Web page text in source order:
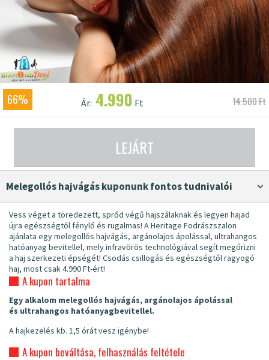
66% Ár: 4.990 Ft 14.500 Ft
LEJÁRT
Melegollós hajvágás kuponunk fontos tudnivalói
Vess véget a töredezett, sprőd végű hajszálaknak és legyen hajad
újra egészségtől fénylő és rugalmas! A Heritage Fodrászszalon
ajánlata egy melegollós hajvágás, argánolajos ápolással, ultrahangos
hatóanyag bevitellel, mely infravörös technológiával segít megőrizni
a haj szerkezeti épségét! Csodás csillogás és egészségtől ragyogó
haj, most csak 4.990 Ft-ért!
A kupon tartalma
Egy alkalom melegollós hajvágás, argánolajos ápolással
és ultrahangos hatóanyagbevitellel.
A hajkezelés kb. 1,5 órát vesz igénybe!
A kupon beváltása, felhasználás feltétele